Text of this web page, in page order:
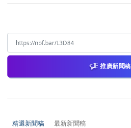
推廣新聞稿
精選新聞稿 最新新聞稿